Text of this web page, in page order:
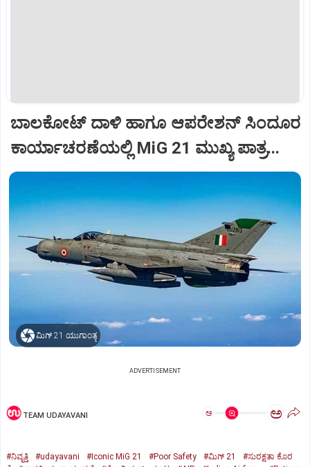
ಬಾಲಕೋಟ್‌ ದಾಳಿ ಹಾಗೂ ಆಪರೇಶನ್‌ ಸಿಂದೂರ
ಕಾರ್ಯಾಚರಣೆಯಲ್ಲಿ MiG 21 ಮುಖ್ಯ ಪಾತ್ರ...
ಮಿಗ್‌ 21 ಯುಗಾಂತ್ಯ
ADVERTISEMENT
TEAM UDAYAVANI ಅ ಅ
#ನಿವೃತ್ತಿ #udayavani #Iconic MiG 21 #Poor Safety #ಮಿಗ್‌ 21
#ಸುರಕ್ಷತಾ ಕೊರ